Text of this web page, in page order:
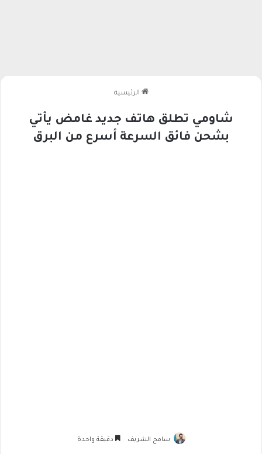
الرئيسية
شاومي تطلق هاتف جديد غامض يأتي
بشحن فائق السرعة أسرع من البرق
سامح الشريف دقيقة واحدة